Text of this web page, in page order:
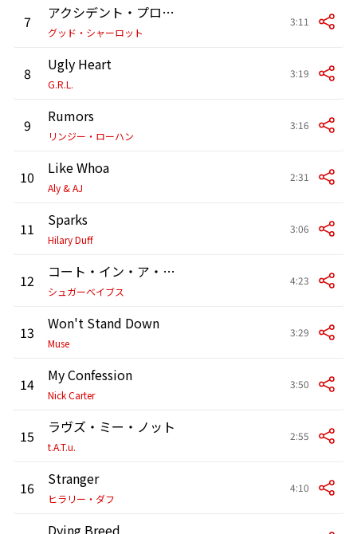
7 アクシデント・プロウン
グッド・シャーロット
3:11
8 Ugly Heart
G.R.L.
3:19
9 Rumors
リンジー・ローハン
3:16
10 Like Whoa
Aly & AJ
2:31
11 Sparks
Hilary Duff
3:06
12 コート・イン・ア・モーメント
シュガーベイブス
4:23
13 Won't Stand Down
Muse
3:29
14 My Confession
Nick Carter
3:50
15 ラヴズ・ミー・ノット
t.A.T.u.
2:55
16 Stranger
ヒラリー・ダフ
4:10
Dying Breed